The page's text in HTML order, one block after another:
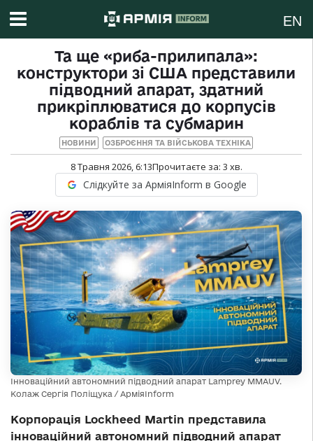
EN
Та ще «риба-прилипала»:
конструктори зі США представили
підводний апарат, здатний
прикріплюватися до корпусів
кораблів та субмарин
НОВИНИ ОЗБРОЄННЯ ТА ВІЙСЬКОВА ТЕХНІКА
8 Травня 2026, 6:13Прочитаєте за: 3 хв.
Слідкуйте за АрміяInform в Google
Інноваційний автономний підводний апарат Lamprey MMAUV.
Колаж Сергія Поліщука / АрміяInform
Корпорація Lockheed Martin представила
інноваційний автономний підводний апарат